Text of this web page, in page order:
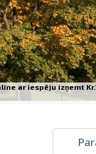
ar iespēju izņemt